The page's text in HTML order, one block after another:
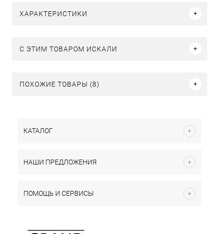
ХАРАКТЕРИСТИКИ
C ЭТИМ ТОВАРОМ ИСКАЛИ
ПОХОЖИЕ ТОВАРЫ (8)
КАТАЛОГ
НАШИ ПРЕДЛОЖЕНИЯ
ПОМОЩЬ И СЕРВИСЫ